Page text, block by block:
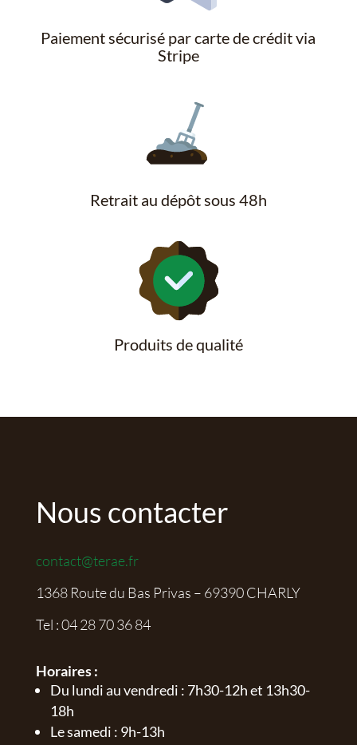
Paiement sécurisé par carte de crédit via
Stripe
Retrait au dépôt sous 48h
Produits de qualité
Nous contacter
contact@terae.fr
1368 Route du Bas Privas – 69390 CHARLY
Tel :04 28 70 36 84
Horaires :
Du lundi au vendredi : 7h30-12h et 13h30-
18h
Le samedi : 9h-13h